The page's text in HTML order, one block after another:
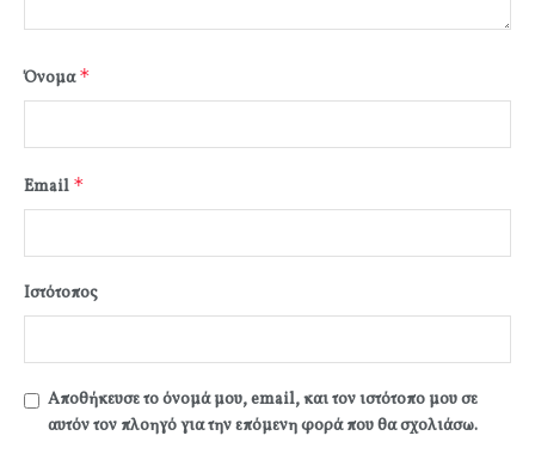
Όνομα*
Email *
Ιστότοπος
Αποθήκευσε το όνομά μου, email, και τον ιστότοπο μου σε
αυτόν τον πλοηγό για την επόμενη φορά που θα σχολιάσω.